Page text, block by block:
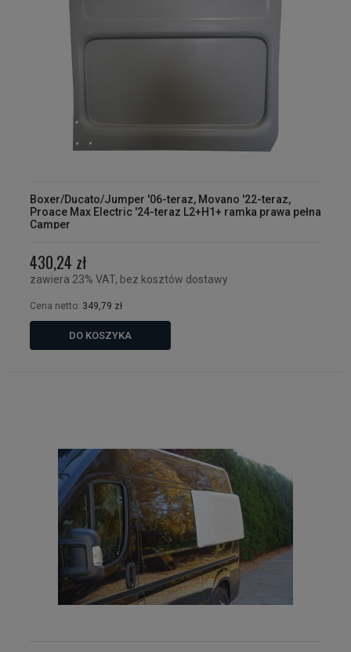
Boxer/Ducato/Jumper '06-teraz, Movano '22-teraz,
Proace Max Electric '24-teraz L2+H1+ ramka prawa pełna
Camper
430,24 zł
zawiera 23% VAT, bez kosztów dostawy
Cena netto: 349,79 zł
DO KOSZYKA